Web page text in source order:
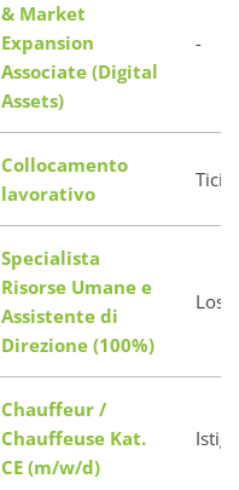
& Market
Expansion
Associate (Digital
Assets)
-
Collocamento
lavorativo
Specialista
Risorse Umane e
Assistente di
Direzione (100%)
Chauffeur /
Chauffeuse Kat.
CE (m/w/d)